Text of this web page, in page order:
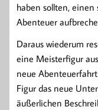
haben sollten, einen
Abenteuer
Daraus wiederum
eine Meisterfigur
neue
Figur das neue
äußerlichen